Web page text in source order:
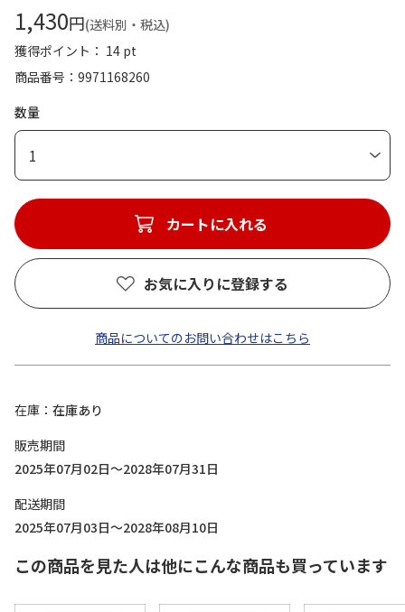
1,430円(送料別・税込)
獲得ポイント： 14 pt
商品番号
9971168260
数量
1
カートに入れる
お気に入りに登録する
商品についてのお問い合わせはこちら
在庫
在庫あり
販売期間
2025年07月02日～2028年07月31日
配送期間
2025年07月03日～2028年08月10日
この商品を見た人は他にこんな商品も買っています